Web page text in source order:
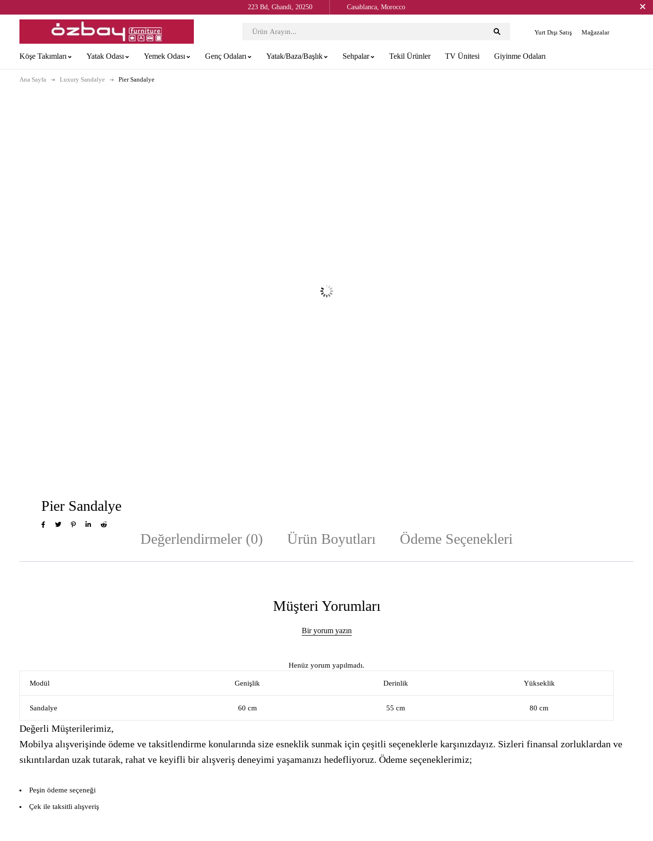
223 Bd, Ghandi, 20250 Casablanca, Morocco
Yurt Dışı Satış Mağazalar
Köşe Takımları Yatak Odası Yemek Odası Genç Odaları Yatak/Baza/Başlık Sehpalar Tekil Ürünler TV Ünitesi Giyinme Odaları
Ana Sayfa Luxury Sandalye Pier Sandalye
Pier Sandalye
Değerlendirmeler (0) Ürün Boyutları Ödeme Seçenekleri
Müşteri Yorumları
Bir yorum yazın
Henüz yorum yapılmadı.
Modül Genişlik Derinlik Yükseklik
Sandalye 60 cm 55 cm 80 cm
Değerli Müşterilerimiz,
Mobilya alışverişinde ödeme ve taksitlendirme konularında size esneklik sunmak için çeşitli seçeneklerle karşınızdayız. Sizleri finansal zorluklardan ve
sıkıntılardan uzak tutarak, rahat ve keyifli bir alışveriş deneyimi yaşamanızı hedefliyoruz. Ödeme seçeneklerimiz;
Peşin ödeme seçeneği
Çek ile taksitli alışveriş